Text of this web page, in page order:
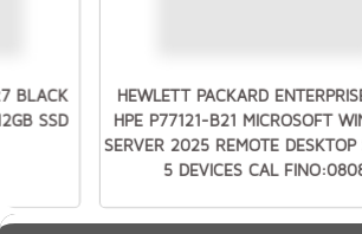
BLACK
SSD
HEWLETT PACKARD
HPE P77121-B21 MICROSOFT
SERVER 2025 REMOTE DESKTOP
5 DEVICES CAL